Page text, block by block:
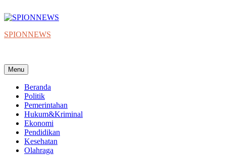
to
SPIONNEWS
Menu
Beranda
Politik
Pemerintahan
Hukum&Kriminal
Ekonomi
Pendidikan
Kesehatan
Olahraga